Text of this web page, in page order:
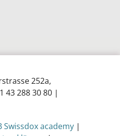
252a,
43 288 30 80 |
Swissdox academy |